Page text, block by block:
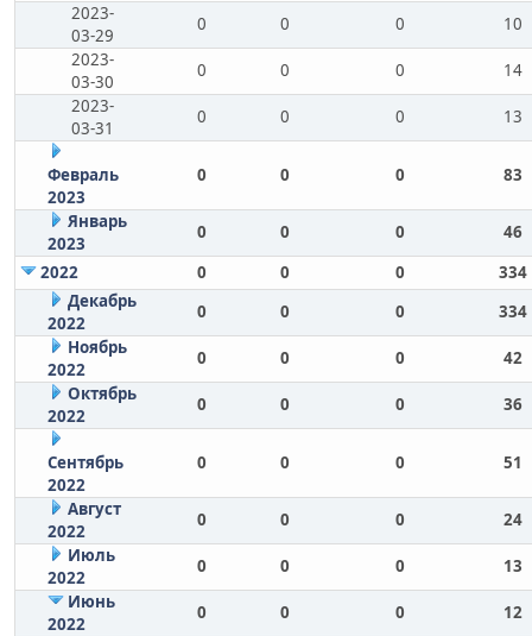
2023-
03-29
0 0 0
10
2023-
03-30
0 0 0
14
2023-
03-31
0 0 0 13
Февраль
2023
0 0 0 83
Январь
2023
0 0 0
46
2022
0 0 0
334
Декабрь
2022
0 0 0
334
Ноябрь
2022
0 0 0
42
Октябрь
2022
0 0 0 36
Сентябрь
2022
0 0 0 51
Август
2022
0 0 0
24
Июль
2022
0 0 0
13
Июнь
2022
0 0 0
12